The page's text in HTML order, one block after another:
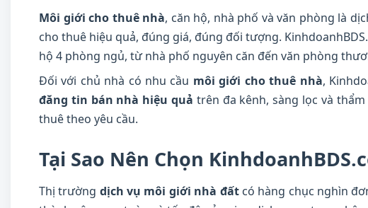
Môi giới cho thuê nhà, căn hộ, nhà phố và văn phòng là
cho thuê hiệu quả, đúng giá, đúng đối tượng.
hộ 4 phòng ngủ, từ nhà phố nguyên căn đến văn phòng
Đối với chủ nhà có nhu cầu môi giới cho thuê nhà,
đăng tin bán nhà hiệu quả trên đa kênh, sàng lọc và
thuê theo yêu cầu.
Tại Sao Nên Chọn
Thị trường dịch vụ môi giới nhà đấtcó hàng chục nghìn